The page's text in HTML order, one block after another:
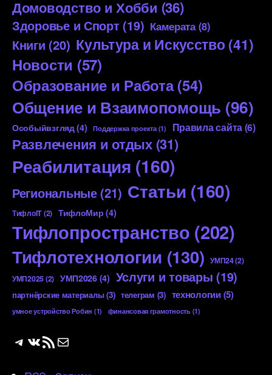
Домоводство и Хобби (36)
Здоровье и Спорт(19) Камерата(8)
Книги (20) Культура и Искусство(41)
Новости (57)
Образование и Работа(54)
Общение и Взаимопомощь (96)
Особыйвзгляд(4) Поддержка проекта(1) Правила сайта(6)
Развлечения и отдых(31)
Реабилитация (160)
Региональные(21) Статьи (160)
ТифлоIT(2) ТифлоМир (4)
Тифлопространство (202)
Тифлотехнологии (130) УМП24(2)
УМП2025(2) УМП2026(4) Услуги и товары (19)
партнёрские материалы(3) телеграм (3) технологии(5)
умное устройство Робин (1) финансовая грамотность(1)
Telegram
ВКонтакте
RSS-лентаПочта